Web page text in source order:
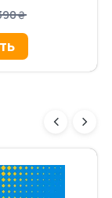
в роботу ЕОМ